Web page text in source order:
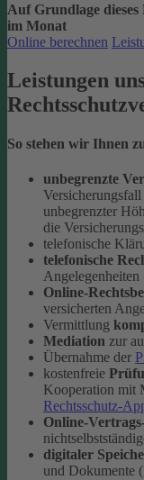
Auf Grundlage
im Monat
Online berechnen
Leistungen
So stehen wir Ihnen
unbegrenzte
unbegrenzter
die
telefonische
telefonische
Angelegenheiten
Online-
versicherten
Vermittlung
Mediation zur
Übernahme der
kostenfreie
Kooperation mit
Rechtsschutz-
Online-
digitaler
und Dokumente